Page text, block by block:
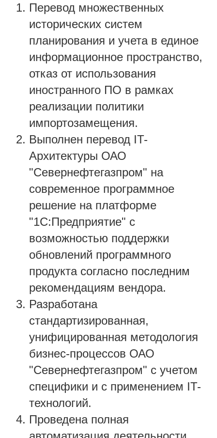
Перевод множественных
исторических систем
планирования и учета в единое
информационное пространство,
отказ от использования
иностранного ПО в рамках
реализации политики
импортозамещения.
Выполнен перевод IT-
Архитектуры ОАО
"Севернефтегазпром" на
современное программное
решение на платформе
"1С:Предприятие" с
возможностью поддержки
обновлений программного
продукта согласно последним
рекомендациям вендора.
Разработана
стандартизированная,
унифицированная методология
бизнес-процессов ОАО
"Севернефтегазпром" с учетом
специфики и с применением IT-
технологий.
Проведена полная